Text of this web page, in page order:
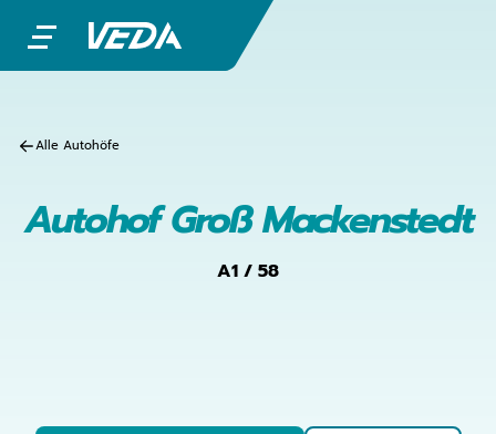
Alle Autohöfe
Autohof Groß Mackenstedt
A1 / 58